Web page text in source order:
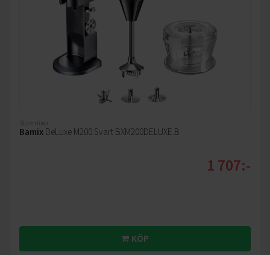
Stavmixer
Bamix DeLuxe M200 Svart BXM200DELUXE.B
1 707:-
KÖP